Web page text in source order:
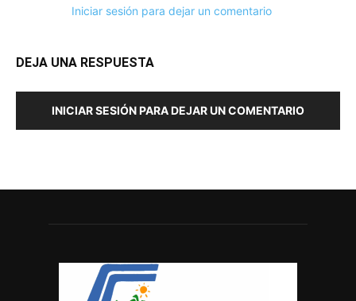
Iniciar sesión para dejar un comentario
DEJA UNA RESPUESTA
INICIAR SESIÓN PARA DEJAR UN COMENTARIO